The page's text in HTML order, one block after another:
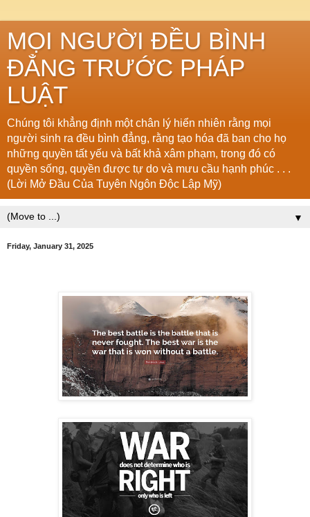
MỌI NGƯỜI ĐỀU BÌNH
ĐẲNG TRƯỚC PHÁP
LUẬT
Chúng tôi khẳng định một chân lý hiển nhiên rằng mọi
người sinh ra đều bình đẳng, rằng tạo hóa đã ban cho họ
những quyền tất yếu và bất khả xâm phạm, trong đó có
quyền sống, quyền được tự do và mưu cầu hạnh phúc . . .
(Lời Mở Đầu Của Tuyên Ngôn Độc Lập Mỹ)
▼
Friday, January 31, 2025